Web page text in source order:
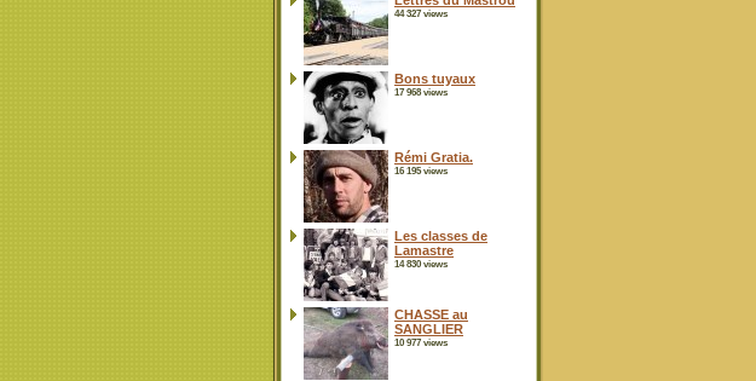
44 327 views
Bons tuyaux
17 968 views
Rémi Gratia.
16 195 views
Les classes de
Lamastre
14 830 views
CHASSE au
SANGLIER
10 977 views